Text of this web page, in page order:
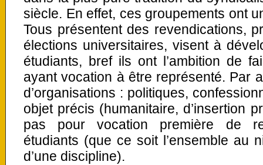
siècle. En effet, ces groupements ont
Tous présentent des revendications,
élections universitaires, visent à
étudiants, bref ils ont l’ambition de
ayant vocation à être représenté. Par
d’organisations : politiques,
objet précis (humanitaire, d’insertion
pas pour vocation première de
étudiants (que ce soit l’ensemble au
d’une discipline).